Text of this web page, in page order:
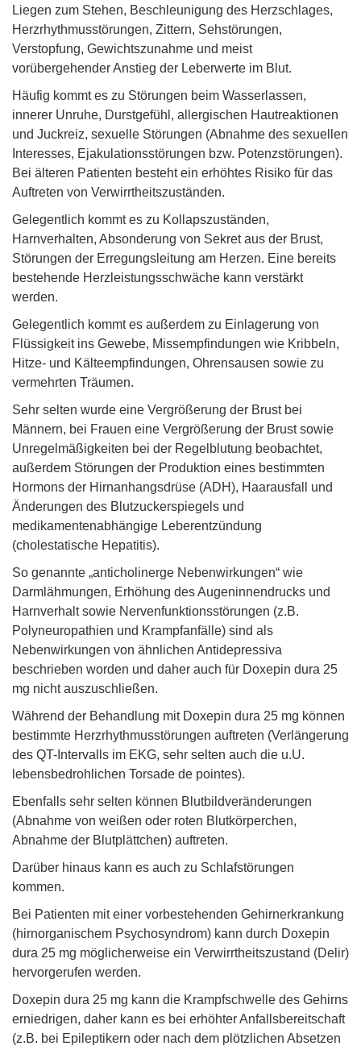
Liegen zum Stehen, Beschleunigung des Herzschlages,
Herzrhythmusstörungen, Zittern, Sehstörungen,
Verstopfung, Gewichtszunahme und meist
vorübergehender Anstieg der Leberwerte im Blut.
Häufig kommt es zu Störungen beim Wasserlassen,
innerer Unruhe, Durstgefühl, allergischen Hautreaktionen
und Juckreiz, sexuelle Störungen (Abnahme des sexuellen
Interesses, Ejakulationsstörungen bzw. Potenzstörungen).
Bei älteren Patienten besteht ein erhöhtes Risiko für das
Auftreten von Verwirrtheitszuständen.
Gelegentlich kommt es zu Kollapszuständen,
Harnverhalten, Absonderung von Sekret aus der Brust,
Störungen der Erregungsleitung am Herzen. Eine bereits
bestehende Herzleistungsschwäche kann verstärkt
werden.
Gelegentlich kommt es außerdem zu Einlagerung von
Flüssigkeit ins Gewebe, Missempfindungen wie Kribbeln,
Hitze- und Kälteempfindungen, Ohrensausen sowie zu
vermehrten Träumen.
Sehr selten wurde eine Vergrößerung der Brust bei
Männern, bei Frauen eine Vergrößerung der Brust sowie
Unregelmäßigkeiten bei der Regelblutung beobachtet,
außerdem Störungen der Produktion eines bestimmten
Hormons der Hirnanhangsdrüse (ADH), Haarausfall und
Änderungen des Blutzuckerspiegels und
medikamentenabhängige Leberentzündung
(cholestatische Hepatitis).
So genannte „anticholinerge Nebenwirkungen“ wie
Darmlähmungen, Erhöhung des Augeninnendrucks und
Harnverhalt sowie Nervenfunktionsstörungen (z.B.
Polyneuropathien und Krampfanfälle) sind als
Nebenwirkungen von ähnlichen Antidepressiva
beschrieben worden und daher auch für Doxepin dura 25
mg nicht auszuschließen.
Während der Behandlung mit Doxepin dura 25 mg können
bestimmte Herzrhythmusstörungen auftreten (Verlängerung
des QT-Intervalls im EKG, sehr selten auch die u.U.
lebensbedrohlichen Torsade de pointes).
Ebenfalls sehr selten können Blutbildveränderungen
(Abnahme von weißen oder roten Blutkörperchen,
Abnahme der Blutplättchen) auftreten.
Darüber hinaus kann es auch zu Schlafstörungen
kommen.
Bei Patienten mit einer vorbestehenden Gehirnerkrankung
(hirnorganischem Psychosyndrom) kann durch Doxepin
dura 25 mg möglicherweise ein Verwirrtheitszustand (Delir)
hervorgerufen werden.
Doxepin dura 25 mg kann die Krampfschwelle des Gehirns
erniedrigen, daher kann es bei erhöhter Anfallsbereitschaft
(z.B. bei Epileptikern oder nach dem plötzlichen Absetzen